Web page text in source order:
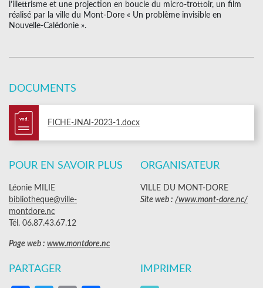
l’illettrisme et une projection en boucle du micro-trottoir, un film
réalisé par la ville du Mont-Dore « Un problème invisible en
Nouvelle-Calédonie ».
DOCUMENTS
vnd. FICHE-JNAI-2023-1.docx
POUR EN SAVOIR PLUS
Léonie MILIE
bibliotheque@ville-
montdore.nc
Tél. 06.87.43.67.12
Page web : www.montdore.nc
ORGANISATEUR
VILLE DU MONT-DORE
Site web : /www.mont-dore.nc/
PARTAGER IMPRIMER